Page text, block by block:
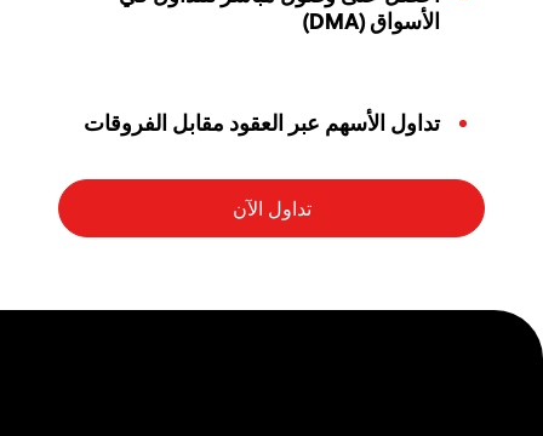
الأسواق (DMA)
تداول الأسهم عبر العقود مقابل الفروقات